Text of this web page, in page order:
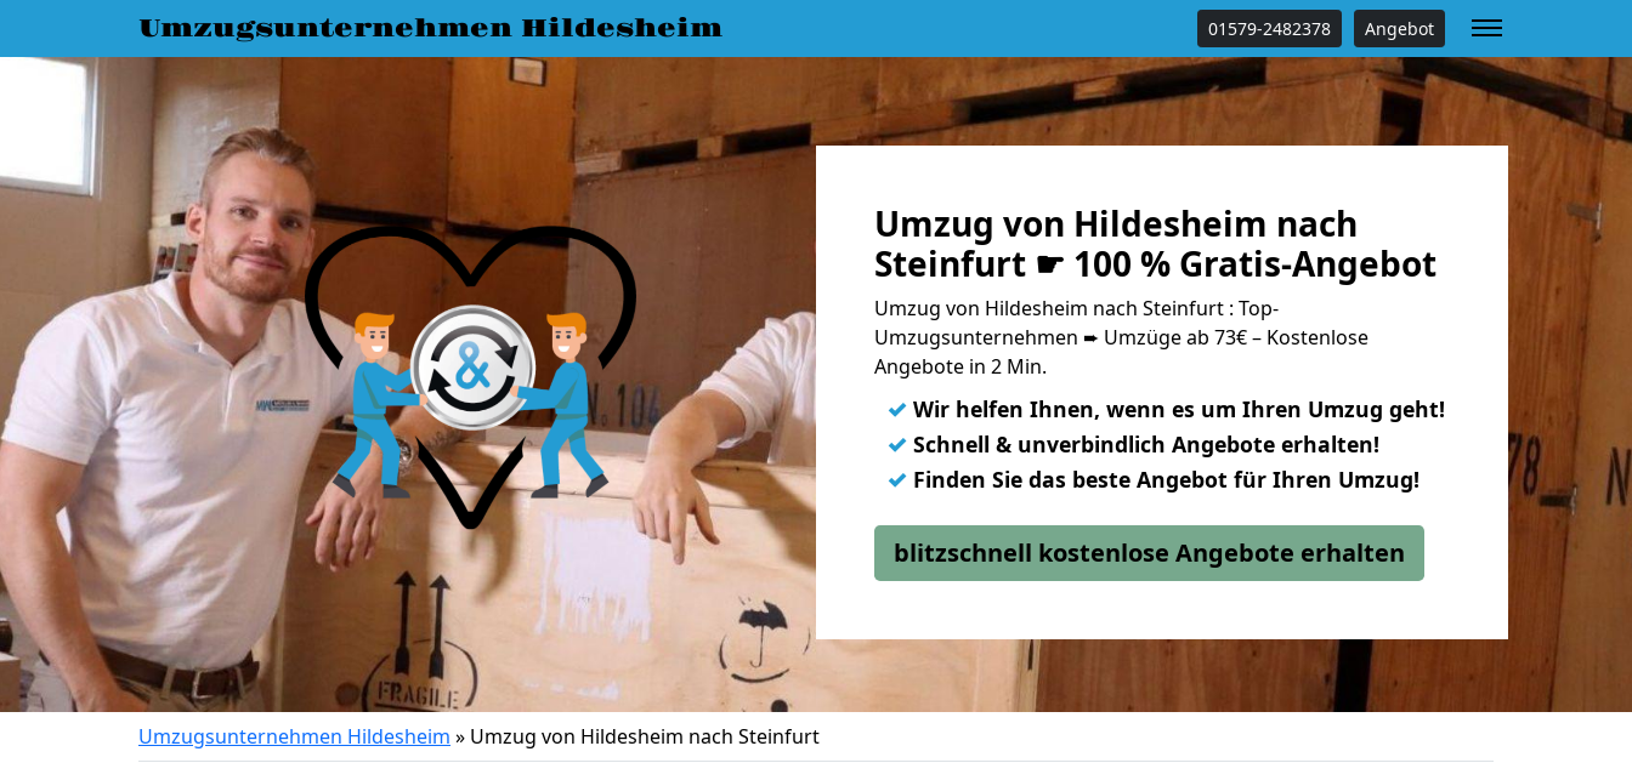
Umzugsunternehmen Hildesheim 01579-2482378 Angebot
Umzug von Hildesheim nach
Steinfurt ☛ 100 % Gratis-Angebot
Umzug von Hildesheim nach Steinfurt : Top-
Umzugsunternehmen ➨ Umzüge ab 73€ – Kostenlose
Angebote in 2 Min.
✓ Wir helfen Ihnen, wenn es um Ihren Umzug geht!
✓ Schnell & unverbindlich Angebote erhalten!
✓ Finden Sie das beste Angebot für Ihren Umzug!
blitzschnell kostenlose Angebote erhalten
Umzugsunternehmen Hildesheim » Umzug von Hildesheim nach Steinfurt